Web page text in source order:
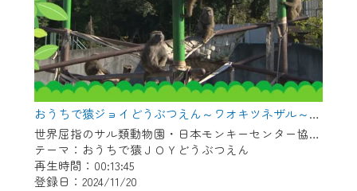
おうちで猿ジョイどうぶつえん～ワオキツネザル～（2024年10月16日初回放送）
世界屈指のサル類動物園・日本モンキーセンター協力の親子で学べる動物番組。
テーマ：おうちで猿ＪＯＹどうぶつえん
再生時間：00:13:45
登録日：2024/11/20